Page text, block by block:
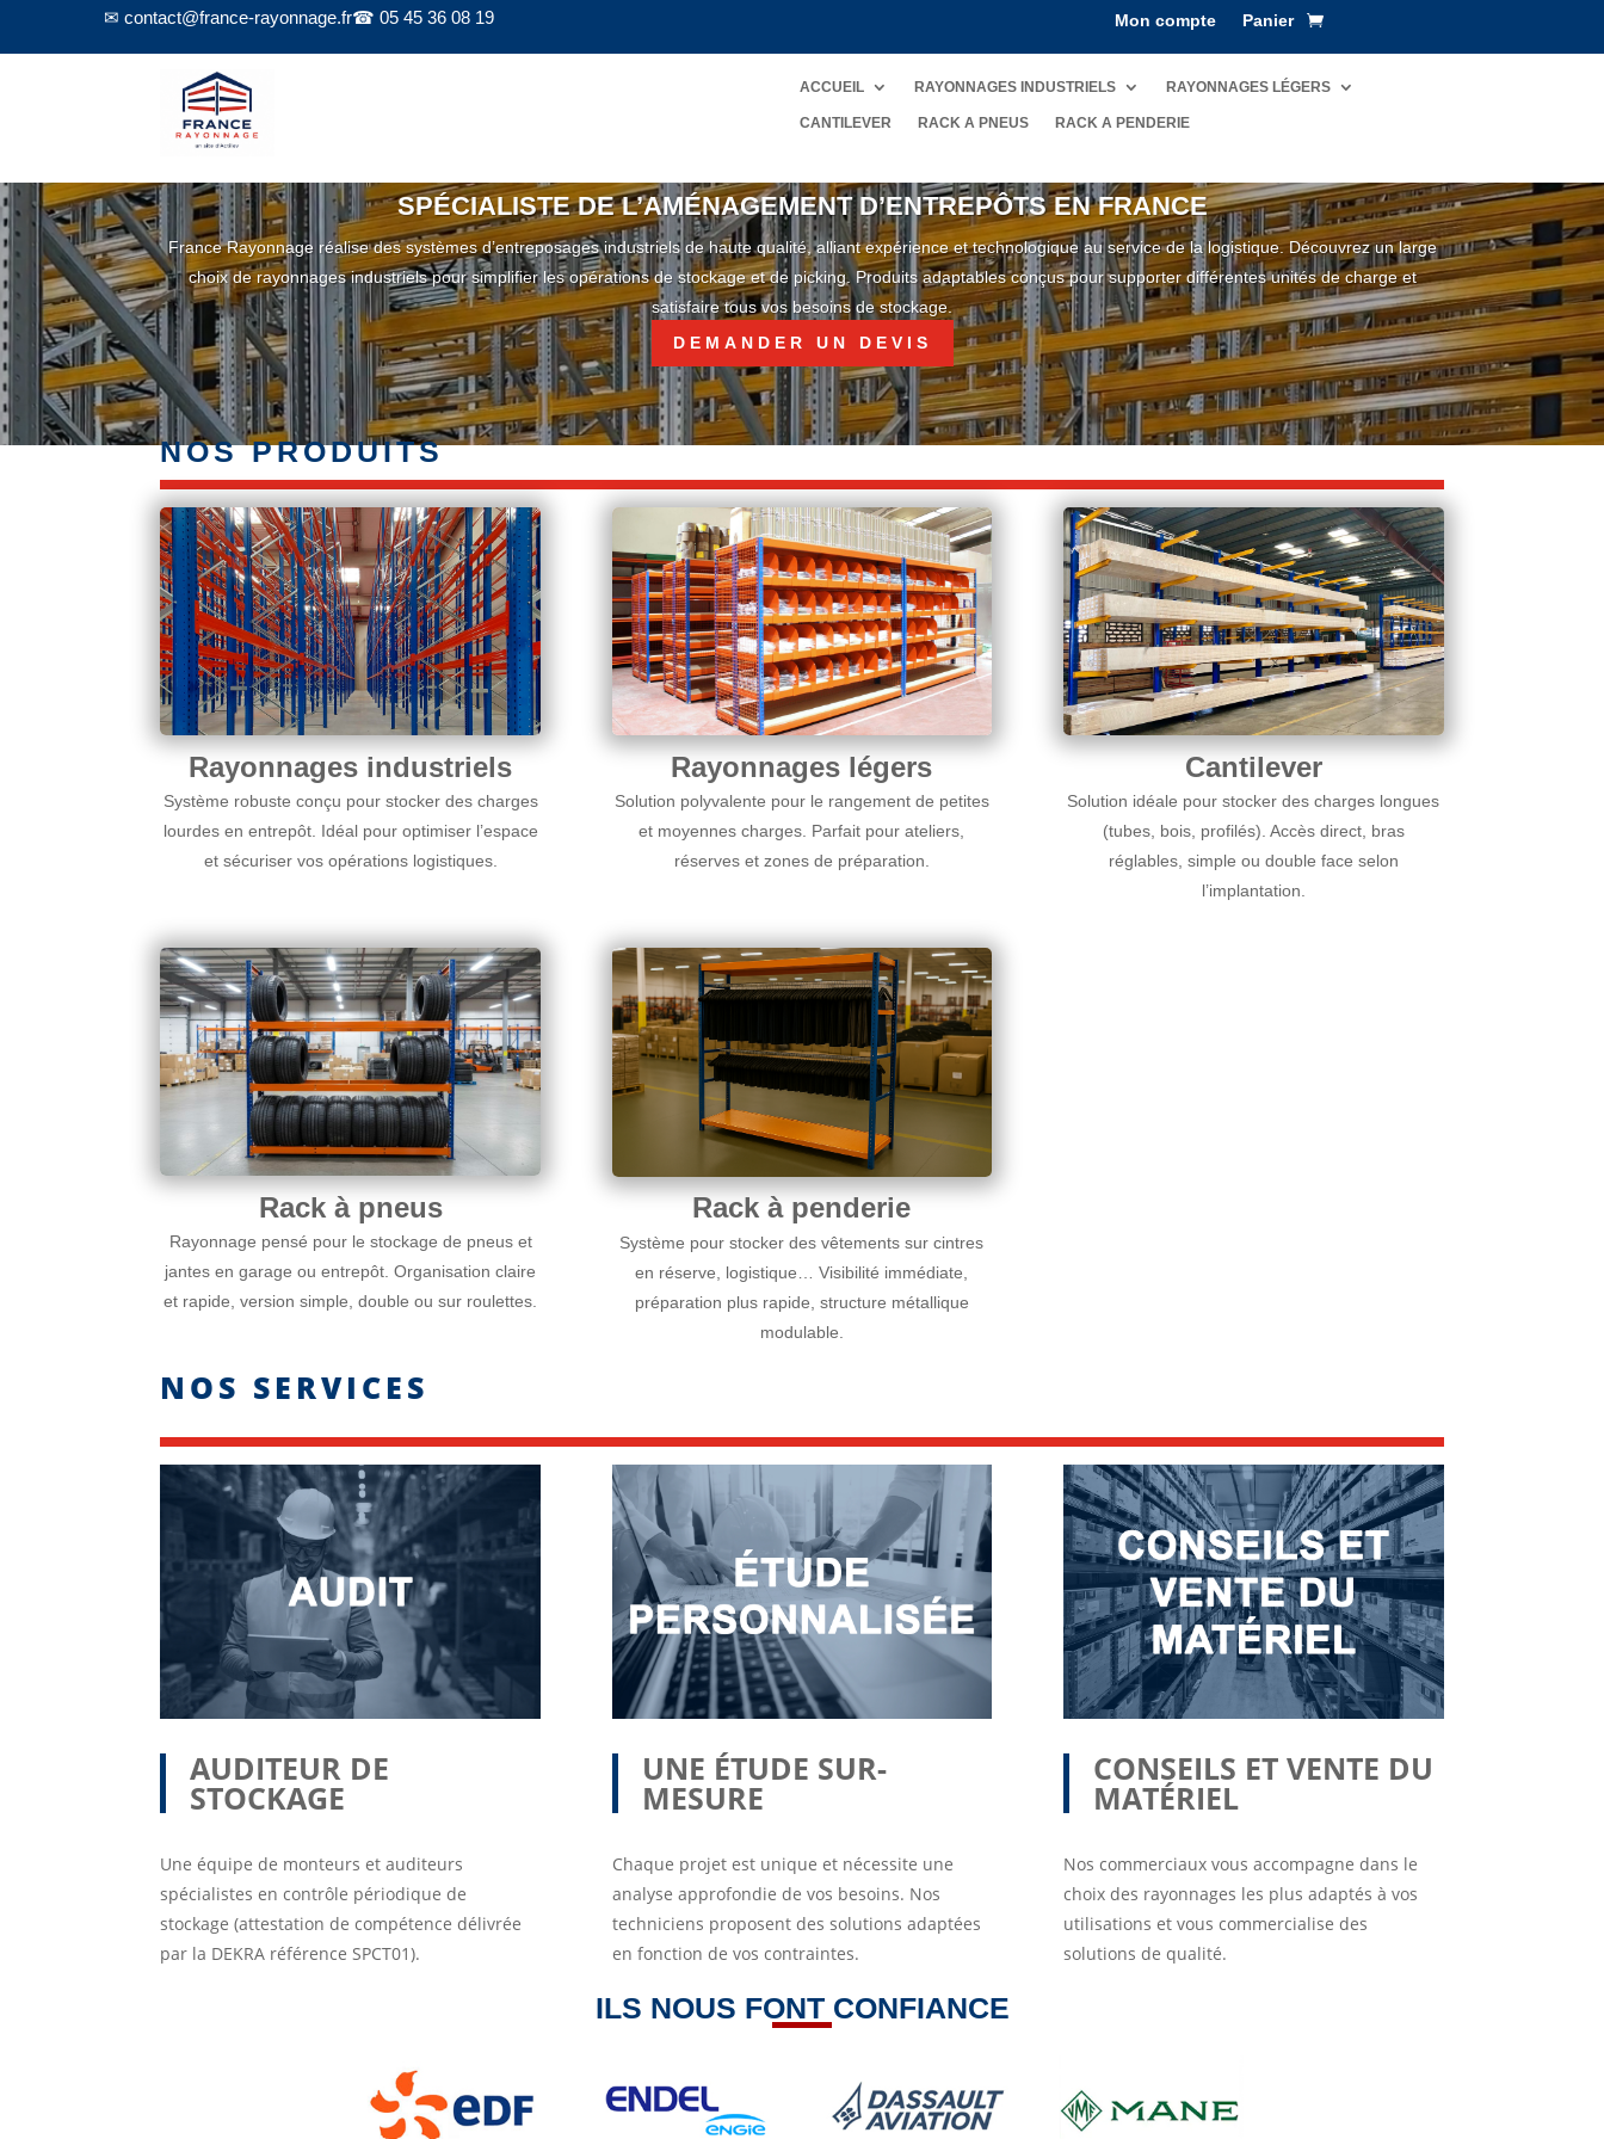
✉ contact@france-rayonnage.fr☎ 05 45 36 08 19 Mon compte Panier
ACCUEIL RAYONNAGES INDUSTRIELS RAYONNAGES LÉGERS
CANTILEVER RACK A PNEUS RACK A PENDERIE
Lecteur
vidéo
SPÉCIALISTE DE L’AMÉNAGEMENT D’ENTREPÔTS EN FRANCE
France Rayonnage réalise des systèmes d’entreposages industriels de haute qualité, alliant expérience et technologique au service de la logistique. Découvrez un large
choix de rayonnages industriels pour simplifier les opérations de stockage et de picking. Produits adaptables conçus pour supporter différentes unités de charge et
satisfaire tous vos besoins de stockage.
DEMANDER UN DEVIS
NOS PRODUITS
Rayonnages industriels
Système robuste conçu pour stocker des charges
lourdes en entrepôt. Idéal pour optimiser l’espace
et sécuriser vos opérations logistiques.
Rayonnages légers
Solution polyvalente pour le rangement de petites
et moyennes charges. Parfait pour ateliers,
réserves et zones de préparation.
Cantilever
Solution idéale pour stocker des charges longues
(tubes, bois, profilés). Accès direct, bras
réglables, simple ou double face selon
l’implantation.
Rack à pneus
Rayonnage pensé pour le stockage de pneus et
jantes en garage ou entrepôt. Organisation claire
et rapide, version simple, double ou sur roulettes.
Rack à penderie
Système pour stocker des vêtements sur cintres
en réserve, logistique… Visibilité immédiate,
préparation plus rapide, structure métallique
modulable.
NOS SERVICES
AUDITEUR DE
STOCKAGE
Une équipe de monteurs et auditeurs
spécialistes en contrôle périodique de
stockage (attestation de compétence délivrée
par la DEKRA référence SPCT01).
UNE ÉTUDE SUR-
MESURE
Chaque projet est unique et nécessite une
analyse approfondie de vos besoins. Nos
techniciens proposent des solutions adaptées
en fonction de vos contraintes.
CONSEILS ET VENTE DU
MATÉRIEL
Nos commerciaux vous accompagne dans le
choix des rayonnages les plus adaptés à vos
utilisations et vous commercialise des
solutions de qualité.
ILS NOUS FONT CONFIANCE